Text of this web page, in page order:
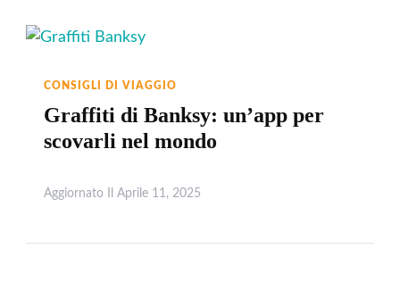
CONSIGLI DI VIAGGIO
Graffiti di Banksy: un’app per
scovarli nel mondo
Aggiornato Il Aprile 11, 2025